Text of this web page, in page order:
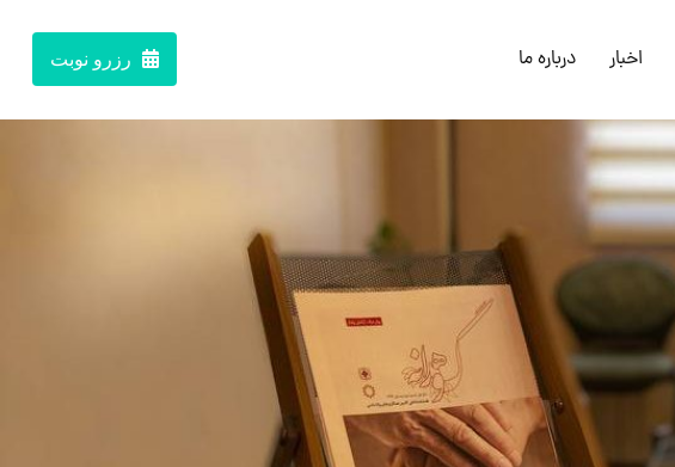
اخبار درباره ما رزرو نوبت